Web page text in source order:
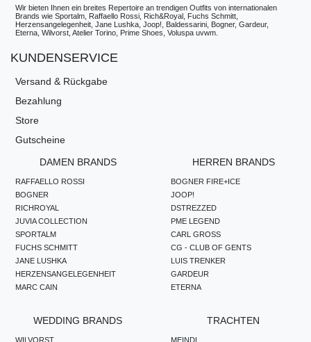
Wir bieten Ihnen ein breites Repertoire an trendigen Outfits von internationalen
Brands wie Sportalm, Raffaello Rossi, Rich&Royal, Fuchs Schmitt,
Herzensangelegenheit, Jane Lushka, Joop!, Baldessarini, Bogner, Gardeur,
Eterna, Wilvorst, Atelier Torino, Prime Shoes, Voluspa uvwm.
KUNDENSERVICE
Versand & Rückgabe
Bezahlung
Store
Gutscheine
DAMEN BRANDS
RAFFAELLO ROSSI
BOGNER
RICHROYAL
JUVIA COLLECTION
SPORTALM
FUCHS SCHMITT
JANE LUSHKA
HERZENSANGELEGENHEIT
MARC CAIN
HERREN BRANDS
BOGNER FIRE+ICE
JOOP!
DSTREZZED
PME LEGEND
CARL GROSS
CG - CLUB OF GENTS
LUIS TRENKER
GARDEUR
ETERNA
WEDDING BRANDS
WILVORST
TRACHTEN
MEINDL